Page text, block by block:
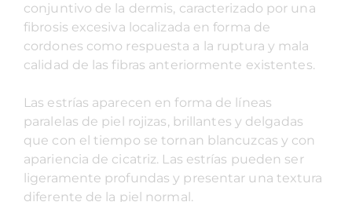
conjuntivo de la dermis, caracterizado por una
fibrosis excesiva localizada en forma de
cordones como respuesta a la ruptura y mala
calidad de las fibras anteriormente existentes.
Las estrías aparecen en forma de líneas
paralelas de piel rojizas, brillantes y delgadas
que con el tiempo se tornan blancuzcas y con
apariencia de cicatriz. Las estrías pueden ser
ligeramente profundas y presentar una textura
diferente de la piel normal.